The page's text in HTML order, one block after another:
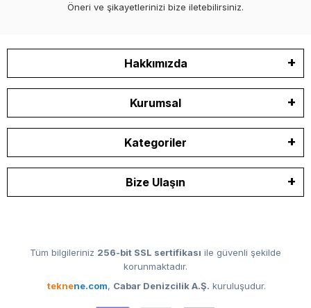
Öneri ve şikayetlerinizi bize iletebilirsiniz.
Hakkımızda
Kurumsal
Kategoriler
Bize Ulaşın
Tüm bilgileriniz 256-bit SSL sertifikası ile güvenli şekilde
korunmaktadır.
teknene.com, Cabar Denizcilik A.Ş. kuruluşudur.